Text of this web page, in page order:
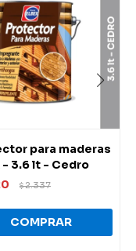
para maderas
- 3.6 lt - Cedro
$2.337